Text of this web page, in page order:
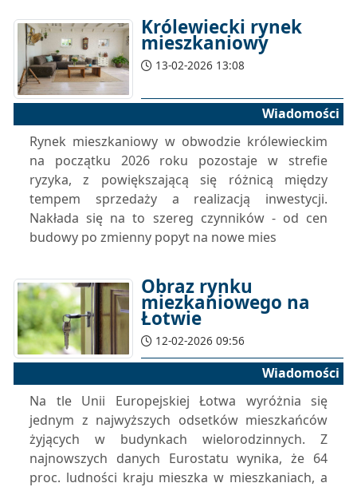
Królewiecki rynek
mieszkaniowy
13-02-2026 13:08
Wiadomości
Rynek mieszkaniowy w obwodzie królewieckim
na początku 2026 roku pozostaje w strefie
ryzyka, z powiększającą się różnicą między
tempem sprzedaży a realizacją inwestycji.
Nakłada się na to szereg czynników - od cen
budowy po zmienny popyt na nowe mies
Obraz rynku
miezkaniowego na
Łotwie
12-02-2026 09:56
Wiadomości
Na tle Unii Europejskiej Łotwa wyróżnia się
jednym z najwyższych odsetków mieszkańców
żyjących w budynkach wielorodzinnych. Z
najnowszych danych Eurostatu wynika, że 64
proc. ludności kraju mieszka w mieszkaniach, a